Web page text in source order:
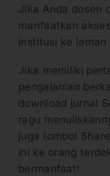
Jika Anda dosen
manfaatkan
institusi ke laman
Jika memiliki
pengalaman
download jurnal
ragu
juga tombol
ini ke orang
bermanfaat!